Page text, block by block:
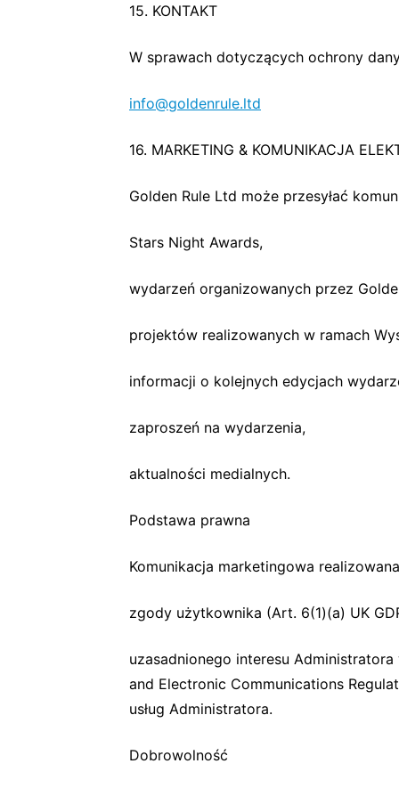
15. KONTAKT
W sprawach dotyczących ochrony
info@goldenrule.ltd
16. MARKETING & KOMUNIKACJA
Golden Rule Ltd może przesyłać
Stars Night Awards,
wydarzeń organizowanych przez
projektów realizowanych w ramach
informacji o kolejnych edycjach
zaproszeń na wydarzenia,
aktualności medialnych.
Podstawa prawna
Komunikacja marketingowa
zgody użytkownika (Art. 6(1)(a) UK
uzasadnionego interesu
and Electronic Communications
usług Administratora.
Dobrowolność